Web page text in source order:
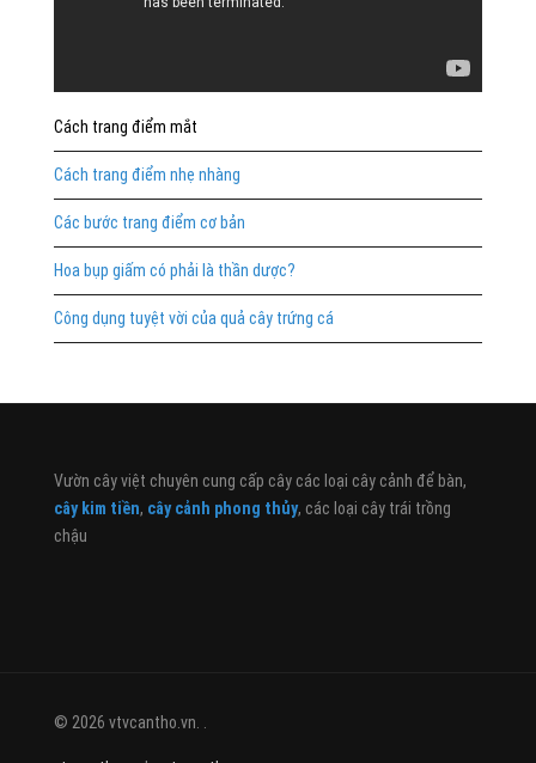
Cách trang điểm mắt
Cách trang điểm nhẹ nhàng
Các bước trang điểm cơ bản
Hoa bụp giấm có phải là thần dược?
Công dụng tuyệt vời của quả cây trứng cá
Vườn cây việt chuyên cung cấp cây các loại cây cảnh để bàn,
cây kim tiền, cây cảnh phong thủy, các loại cây trái trồng
chậu
© 2026 vtvcantho.vn. .